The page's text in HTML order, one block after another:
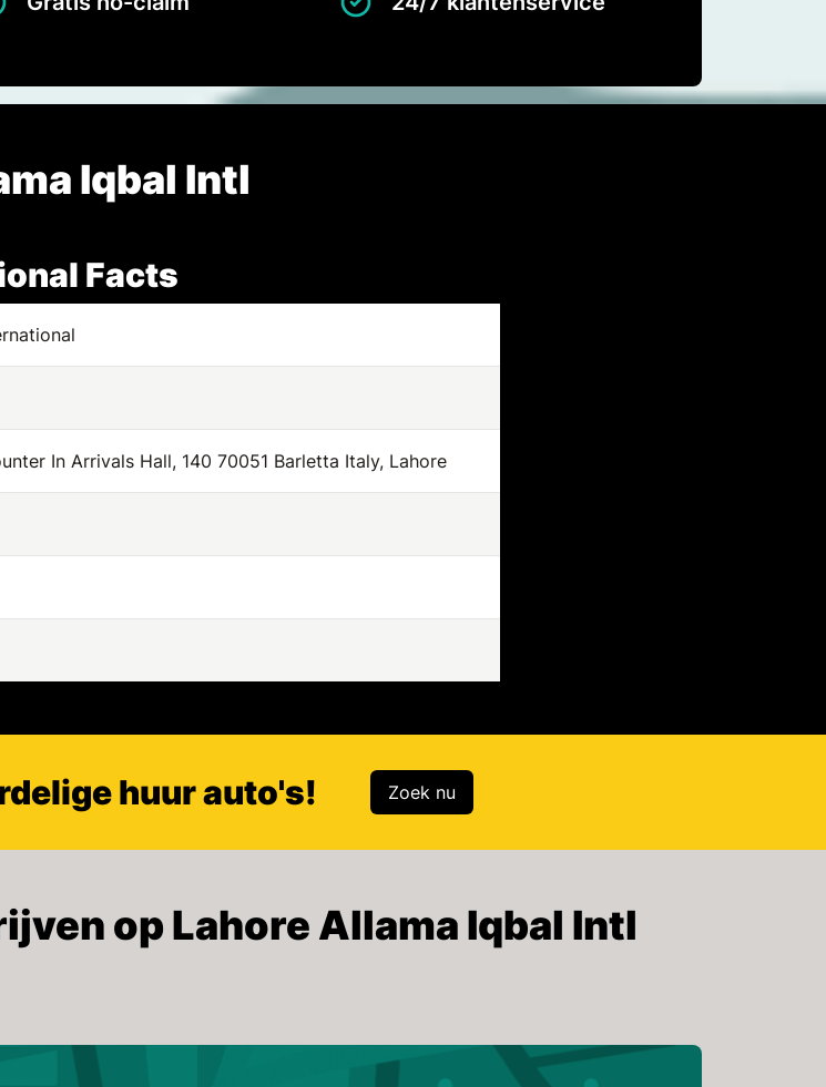
Iqbal Intl
Facts
In Arrivals Hall, 140 70051 Barletta Italy, Lahore
huur auto's! Zoek nu
op Lahore Allama Iqbal Intl